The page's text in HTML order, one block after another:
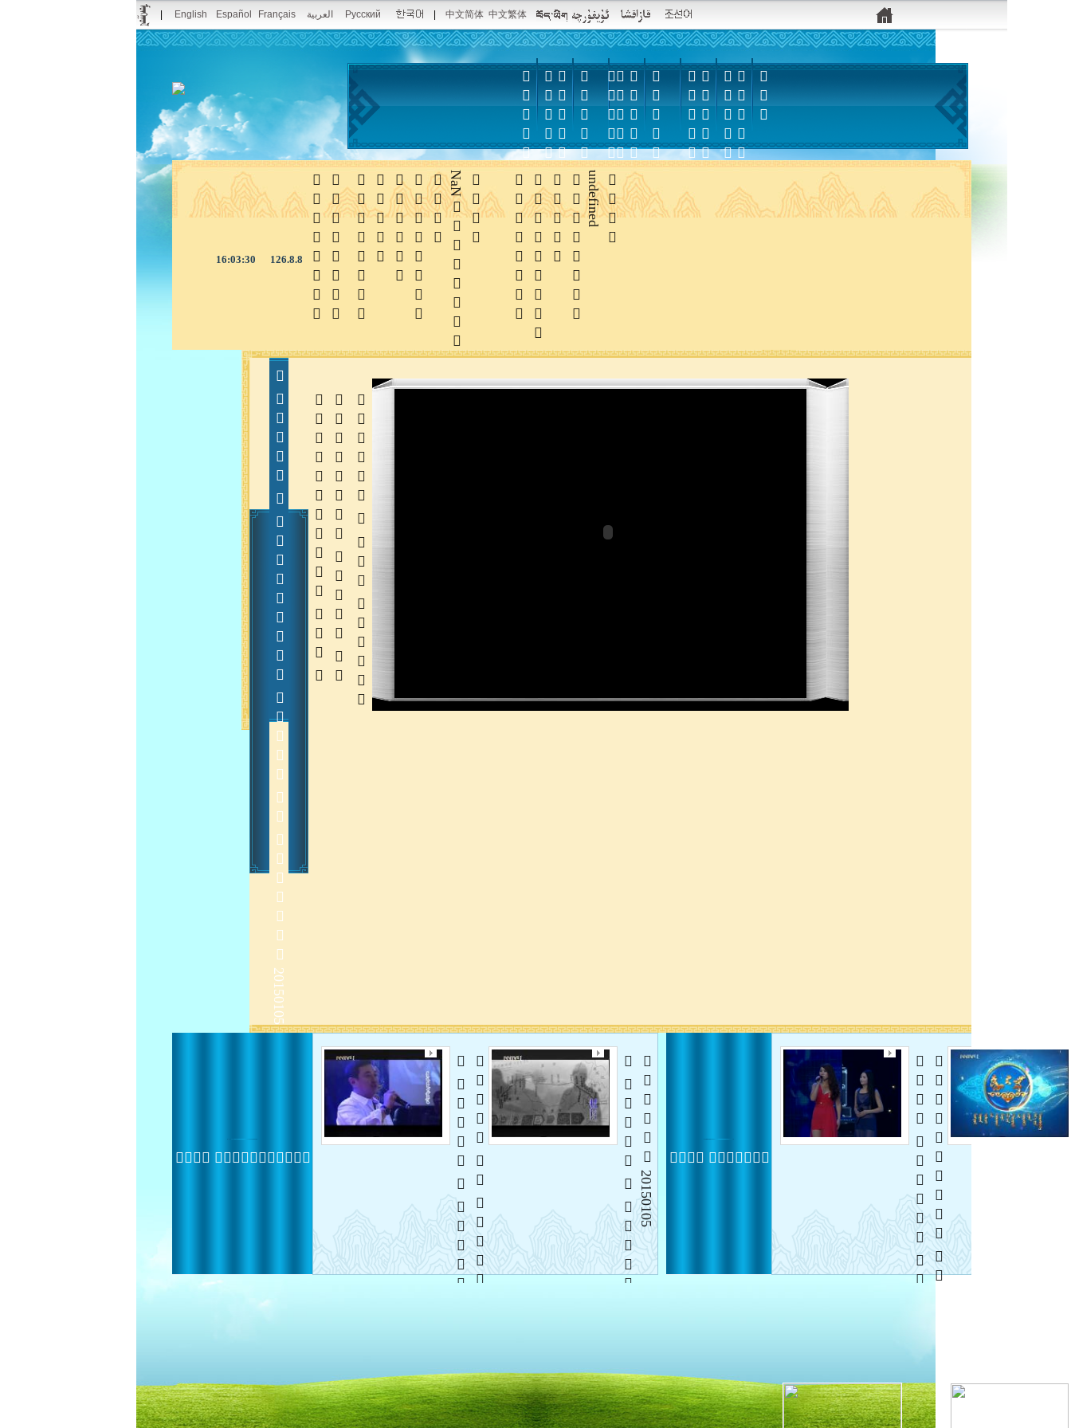
English Español Français العربية Русский 中文简体 中文繁体

 
  

 
 

16:03:30 126.8.8 
 
NaN




 
undefined




       20150105     
    
     
     20150105
       
  